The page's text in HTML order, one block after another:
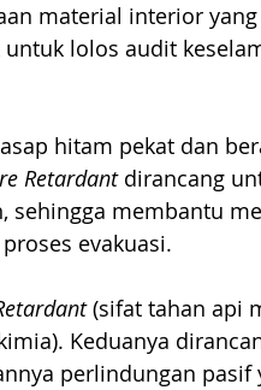
material interior
lolos audit
hitam pekat dan
Retardant dirancang
membantu
evakuasi.
(sifat tahan api
Keduanya
perlindungan pasif